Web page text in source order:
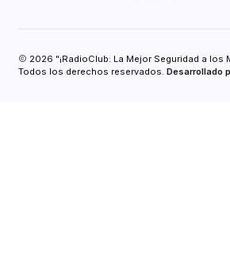
2026 "¡RadioClub: La Mejor Seguridad a
Todos los derechos reservados. Desarrollado